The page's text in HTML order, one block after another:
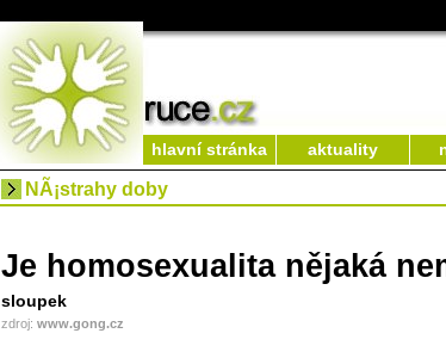
hlavní stránka aktuality
NÃ¡strahy doby
Je homosexualita nějaká
sloupek
zdroj: www.gong.cz